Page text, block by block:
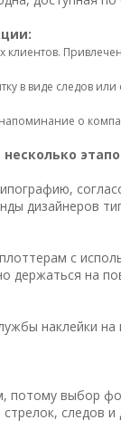
в виде следов
о
дизайнеров
с
на
наклейки
потому выбор